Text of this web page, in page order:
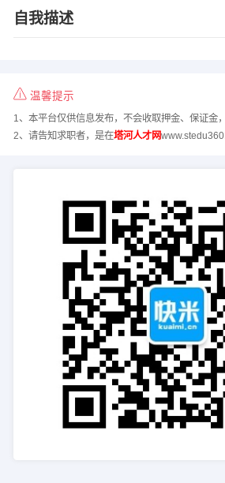
自我描述
温馨提示
1、本平台仅供信息发布，不会收取押金、保证金
2、请告知求职者，是在塔河人才网